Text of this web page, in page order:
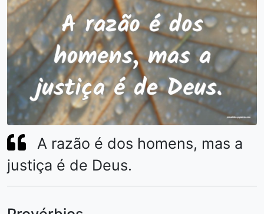
A razão é dos homens, mas a
justiça é de Deus.